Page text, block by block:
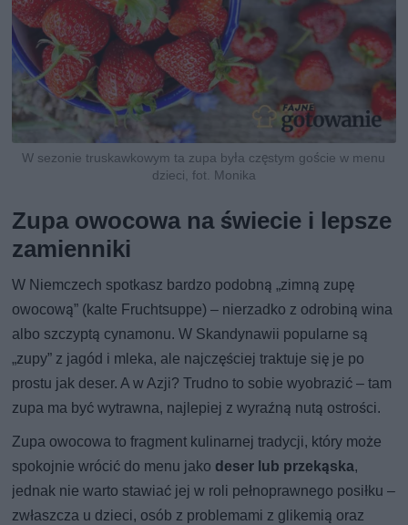
W sezonie truskawkowym ta zupa była częstym goście w menu
dzieci, fot. Monika
Zupa owocowa na świecie i lepsze
zamienniki
W Niemczech spotkasz bardzo podobną „zimną zupę
owocową” (kalte Fruchtsuppe) – nierzadko z odrobiną wina
albo szczyptą cynamonu. W Skandynawii popularne są
„zupy” z jagód i mleka, ale najczęściej traktuje się je po
prostu jak deser. A w Azji? Trudno to sobie wyobrazić – tam
zupa ma być wytrawna, najlepiej z wyraźną nutą ostrości.
Zupa owocowa to fragment kulinarnej tradycji, który może
spokojnie wrócić do menu jako deser lub przekąska,
jednak nie warto stawiać jej w roli pełnoprawnego posiłku –
zwłaszcza u dzieci, osób z problemami z glikemią oraz